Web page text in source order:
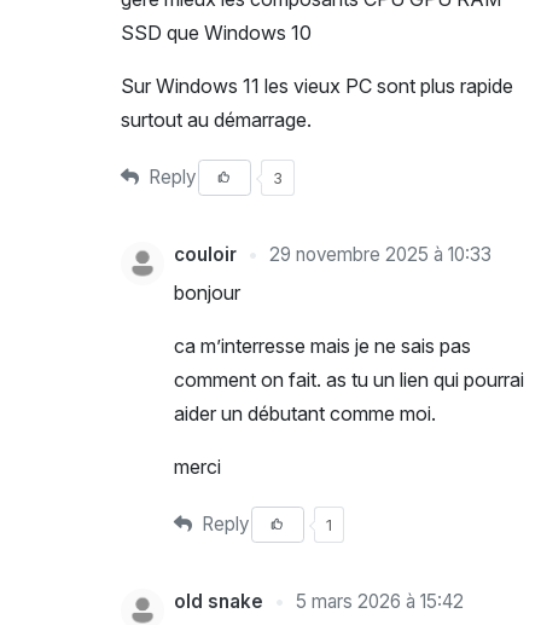
SSD que Windows 10
Sur Windows 11 les vieux PC sont plus rapide
surtout au démarrage.
Reply 3
couloir 29 novembre 2025 à 10:33
bonjour
ca m’interresse mais je ne sais pas
comment on fait. as tu un lien qui pourrai
aider un débutant comme moi.
merci
Reply 1
old snake 5 mars 2026 à 15:42